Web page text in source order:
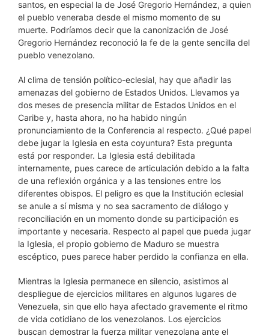
santos, en especial la de José Gregorio Hernández, a quien
el pueblo veneraba desde el mismo momento de su
muerte. Podríamos decir que la canonización de José
Gregorio Hernández reconoció la fe de la gente sencilla del
pueblo venezolano.
Al clima de tensión político-eclesial, hay que añadir las
amenazas del gobierno de Estados Unidos. Llevamos ya
dos meses de presencia militar de Estados Unidos en el
Caribe y, hasta ahora, no ha habido ningún
pronunciamiento de la Conferencia al respecto. ¿Qué papel
debe jugar la Iglesia en esta coyuntura? Esta pregunta
está por responder. La Iglesia está debilitada
internamente, pues carece de articulación debido a la falta
de una reflexión orgánica y a las tensiones entre los
diferentes obispos. El peligro es que la Institución eclesial
se anule a sí misma y no sea sacramento de diálogo y
reconciliación en un momento donde su participación es
importante y necesaria. Respecto al papel que pueda jugar
la Iglesia, el propio gobierno de Maduro se muestra
escéptico, pues parece haber perdido la confianza en ella.
Mientras la Iglesia permanece en silencio, asistimos al
despliegue de ejercicios militares en algunos lugares de
Venezuela, sin que ello haya afectado gravemente el ritmo
de vida cotidiano de los venezolanos. Los ejercicios
buscan demostrar la fuerza militar venezolana ante el